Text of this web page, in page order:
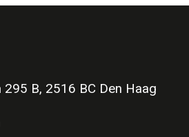
1
295 B, 2516 BC Den Haag